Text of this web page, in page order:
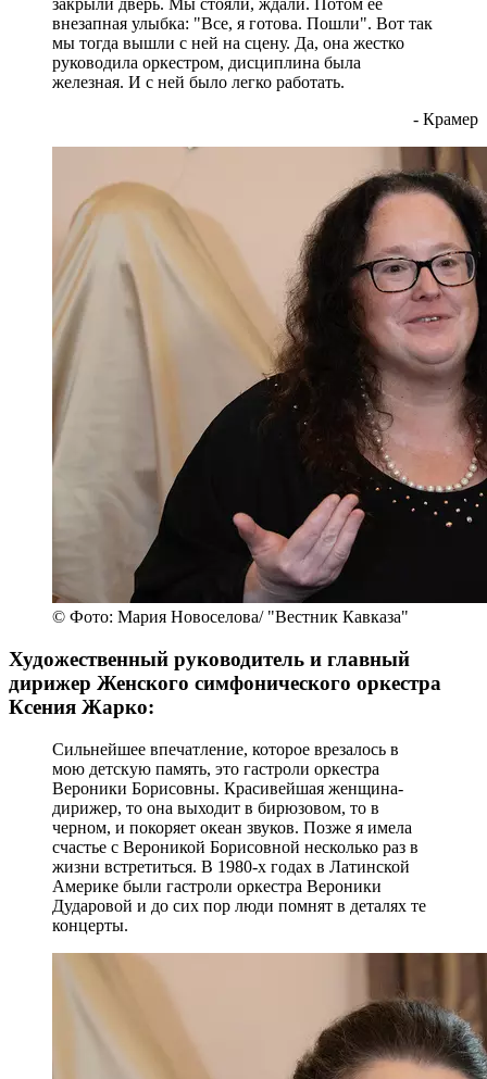
закрыли дверь. Мы стояли, ждали. Потом ее
внезапная улыбка: "Все, я готова. Пошли". Вот так
мы тогда вышли с ней на сцену. Да, она жестко
руководила оркестром, дисциплина была
железная. И с ней было легко работать.
- Крамер
© Фото: Мария Новоселова/ "Вестник Кавказа"
Художественный руководитель и главный
дирижер Женского симфонического оркестра
Ксения Жарко:
Сильнейшее впечатление, которое врезалось в
мою детскую память, это гастроли оркестра
Вероники Борисовны. Красивейшая женщина-
дирижер, то она выходит в бирюзовом, то в
черном, и покоряет океан звуков. Позже я имела
счастье с Вероникой Борисовной несколько раз в
жизни встретиться. В 1980-х годах в Латинской
Америке были гастроли оркестра Вероники
Дударовой и до сих пор люди помнят в деталях те
концерты.